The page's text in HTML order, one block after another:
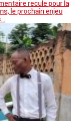
recule pour la
le prochain enjeu